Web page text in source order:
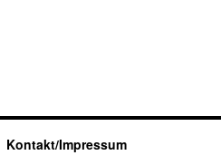
Kontakt/Impressum